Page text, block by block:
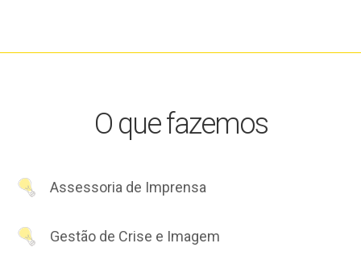
O que fazemos
Assessoria de Imprensa
Gestão de Crise e Imagem